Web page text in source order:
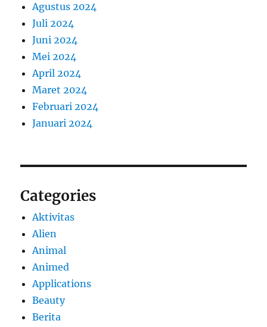
Agustus 2024
Juli 2024
Juni 2024
Mei 2024
April 2024
Maret 2024
Februari 2024
Januari 2024
Categories
Aktivitas
Alien
Animal
Animed
Applications
Beauty
Berita